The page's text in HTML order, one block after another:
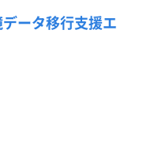
データ移行支援エ